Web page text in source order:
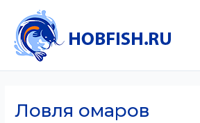
содержимому
Ловля омаров